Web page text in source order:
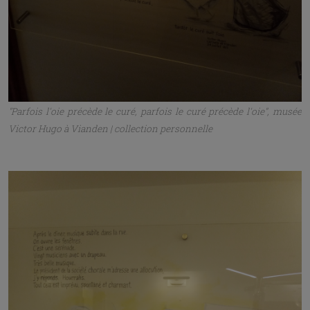
Tu dois être connecté pour pouvoir commenter
Bozena Wisniewska-Le Talludec
il y a 2 mois
Merci Jackie 🙏🏻 J’ai contacté Alexandre. Mon
paiement n’est pas passé. Petit à petit je découvre les